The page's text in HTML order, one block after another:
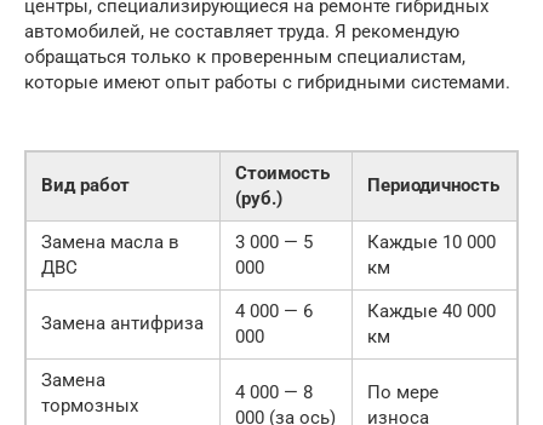
центры, специализирующиеся на ремонте гибридных
автомобилей, не составляет труда. Я рекомендую
обращаться только к проверенным специалистам,
которые имеют опыт работы с гибридными системами.
Вид работ
Стоимость
(руб.)
Периодичность
Замена масла в
ДВС
3 000 — 5
000
Каждые 10 000
км
Замена антифриза
4 000 — 6
000
Каждые 40 000
км
Замена
тормозных
4 000 — 8
000 (за ось)
По мере
износа